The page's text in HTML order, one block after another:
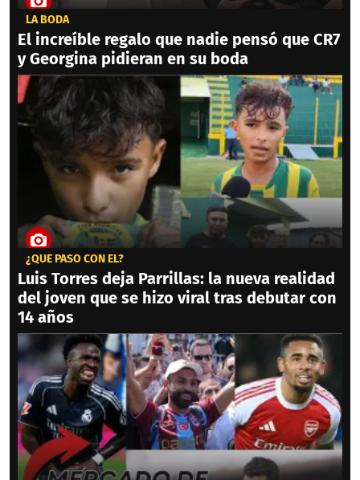
LA BODA
El increíble regalo que nadie pensó que CR7
y Georgina pidieran en su boda
¿QUÉ PASÓ CON ÉL?
Luis Torres deja Parrillas: la nueva realidad
del joven que se hizo viral tras debutar con
14 años